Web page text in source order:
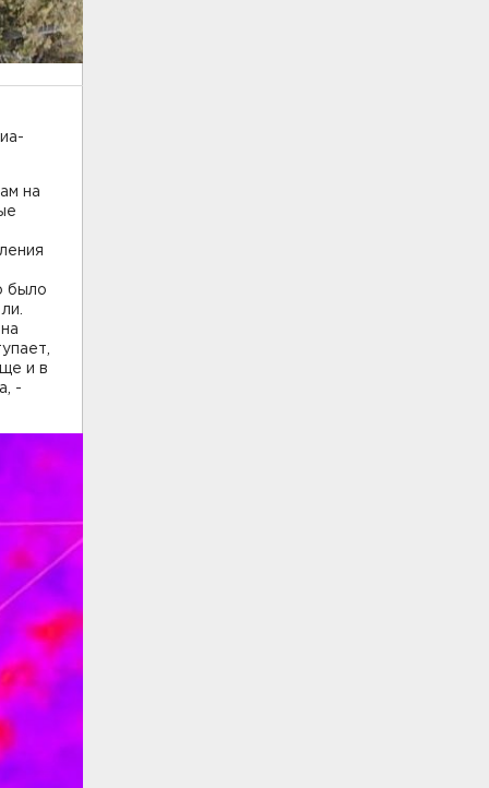
на
было
и в
-